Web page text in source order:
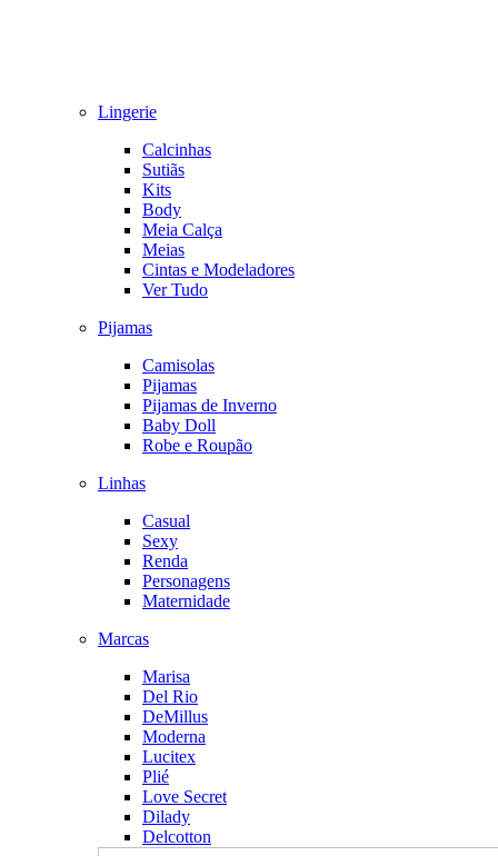
Lingerie
Calcinhas
Sutiãs
Kits
Body
Meia Calça
Meias
Cintas e Modeladores
Ver Tudo
Pijamas
Camisolas
Pijamas
Pijamas de Inverno
Baby Doll
Robe e Roupão
Linhas
Casual
Sexy
Renda
Personagens
Maternidade
Marcas
Marisa
Del Rio
DeMillus
Moderna
Lucitex
Plié
Love Secret
Dilady
Delcotton